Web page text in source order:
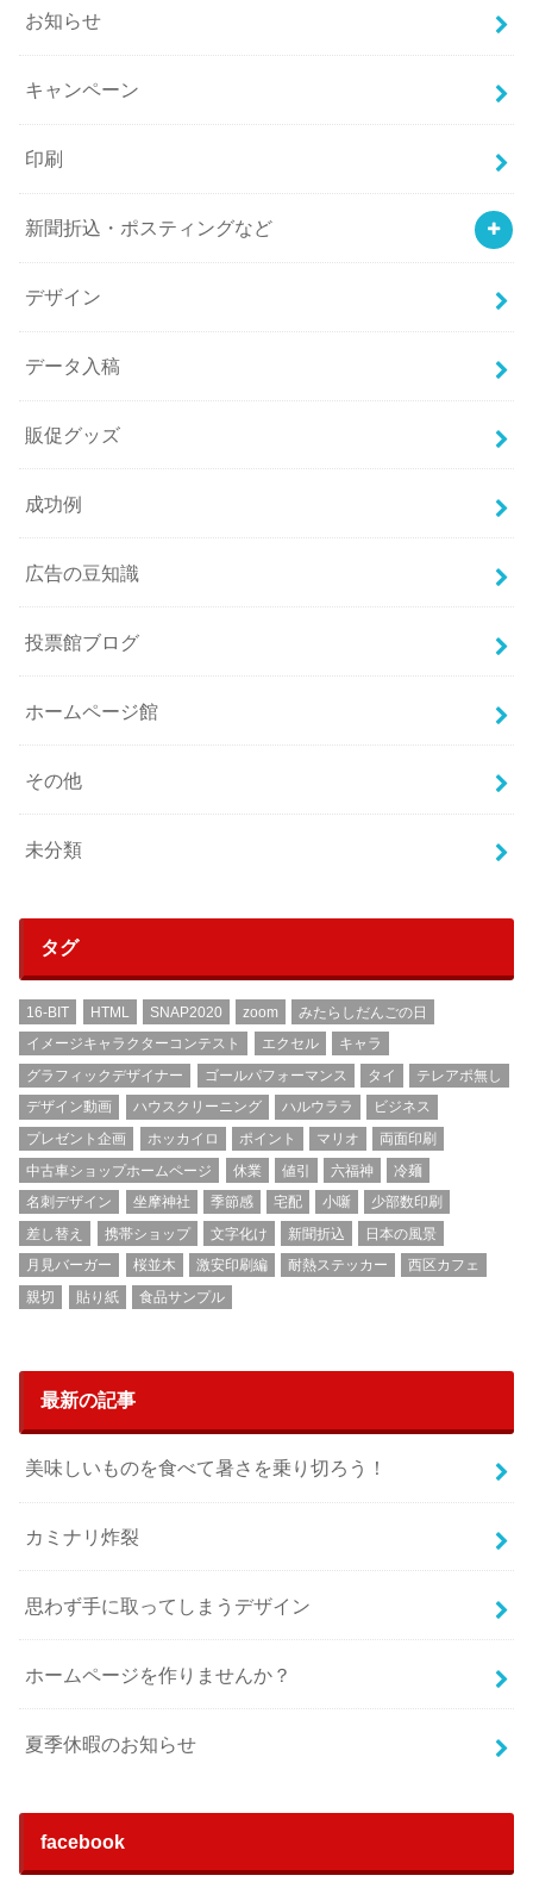
お知らせ
キャンペーン
印刷
新聞折込・ポスティングなど
デザイン
データ入稿
販促グッズ
成功例
広告の豆知識
投票館ブログ
ホームページ館
その他
未分類
タグ
16-BIT HTML SNAP2020 zoom
みたらしだんごの日
イメージキャラクターコンテスト
エクセル
キャラ
グラフィックデザイナー
ゴールパフォーマンス タイ
テレアポ無し
デザイン動画
ハウスクリーニング ハルウララ
ビジネス
プレゼント企画
ホッカイロ ポイント マリオ
両面印刷
中古車ショップホームページ
休業 値引 六福神
冷麺
名刺デザイン
坐摩神社 季節感 宅配 小噺
少部数印刷
差し替え
携帯ショップ 文字化け 新聞折込
日本の風景
月見バーガー
桜並木 激安印刷編 耐熱ステッカー
西区カフェ
親切
貼り紙 食品サンプル
最新の記事
美味しいものを食べて暑さを乗り切ろう！
カミナリ炸裂
思わず手に取ってしまうデザイン
ホームページを作りませんか？
夏季休暇のお知らせ
facebook